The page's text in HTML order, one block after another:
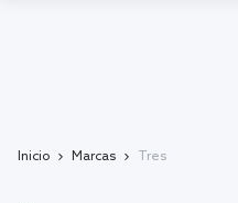
Inicio Marcas Tres